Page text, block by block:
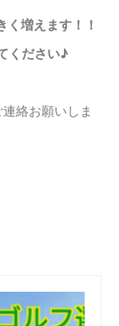
増えます！！
ください♪
絡お願いしま